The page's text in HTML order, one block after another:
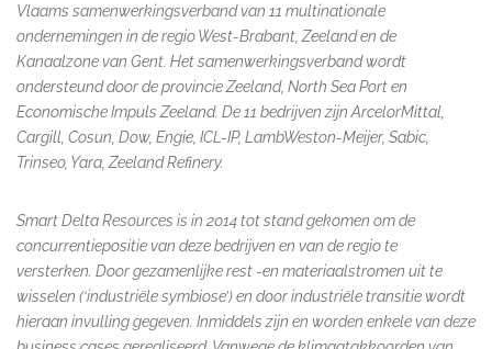
Vlaams samenwerkingsverband van 11 multinationale
ondernemingen in de regio West-Brabant, Zeeland en de
Kanaalzone van Gent. Het samenwerkingsverband wordt
ondersteund door de provincie Zeeland, North Sea Port en
Economische Impuls Zeeland. De 11 bedrijven zijn ArcelorMittal,
Cargill, Cosun, Dow, Engie, ICL-IP, LambWeston-Meijer, Sabic,
Trinseo, Yara, Zeeland Refinery.
Smart Delta Resources is in 2014 tot stand gekomen om de
concurrentiepositie van deze bedrijven en van de regio te
versterken. Door gezamenlijke rest -en materiaalstromen uit te
wisselen (‘industriële symbiose’) en door industriële transitie wordt
hieraan invulling gegeven. Inmiddels zijn en worden enkele van deze